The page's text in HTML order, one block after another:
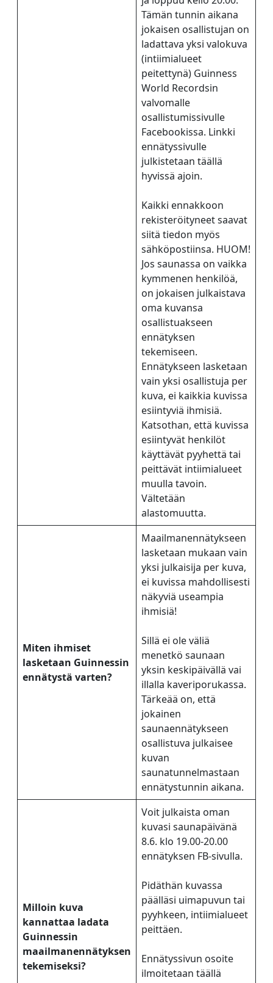
Tämän tunnin aikana
jokaisen osallistujan on
ladattava yksi valokuva
(intiimialueet
peitettynä) Guinness
World Recordsin
valvomalle
osallistumissivulle
Facebookissa. Linkki
ennätyssivulle
julkistetaan täällä
hyvissä ajoin.
Kaikki ennakkoon
rekisteröityneet saavat
siitä tiedon myös
sähköpostiinsa. HUOM!
Jos saunassa on vaikka
kymmenen henkilöä,
on jokaisen julkaistava
oma kuvansa
osallistuakseen
ennätyksen
tekemiseen.
Ennätykseen lasketaan
vain yksi osallistuja per
kuva, ei kaikkia kuvissa
esiintyviä ihmisiä.
Katsothan, että kuvissa
esiintyvät henkilöt
käyttävät pyyhettä tai
peittävät intiimialueet
muulla tavoin.
Vältetään
alastomuutta.
Miten ihmiset
lasketaan Guinnessin
ennätystä varten?
Maailmanennätykseen
lasketaan mukaan vain
yksi julkaisija per kuva,
ei kuvissa mahdollisesti
näkyviä useampia
ihmisiä!
Sillä ei ole väliä
menetkö saunaan
yksin keskipäivällä vai
illalla kaveriporukassa.
Tärkeää on, että
jokainen
saunaennätykseen
osallistuva julkaisee
kuvan
saunatunnelmastaan
ennätystunnin aikana.
Milloin kuva
kannattaa ladata
Guinnessin
maailmanennätyksen
tekemiseksi?
Voit julkaista oman
kuvasi saunapäivänä
8.6. klo 19.00-20.00
ennätyksen FB-sivulla.
Pidäthän kuvassa
päälläsi uimapuvun tai
pyyhkeen, intiimialueet
peittäen.
Ennätyssivun osoite
ilmoitetaan täällä